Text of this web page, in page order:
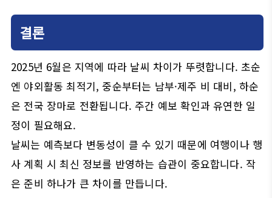
결론
2025년 6월은 지역에 따라 날씨 차이가 뚜렷합니다. 초순
엔 야외활동 최적기, 중순부터는 남부·제주 비 대비, 하순
은 전국 장마로 전환됩니다. 주간 예보 확인과 유연한 일
정이 필요해요.
날씨는 예측보다 변동성이 클 수 있기 때문에 여행이나 행
사 계획 시 최신 정보를 반영하는 습관이 중요합니다. 작
은 준비 하나가 큰 차이를 만듭니다.